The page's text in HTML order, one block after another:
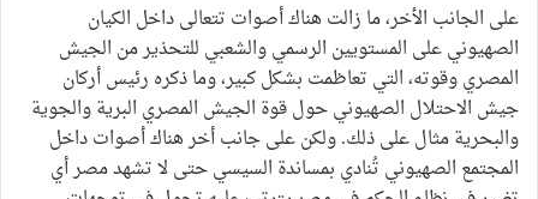
على الجانب الأخر، ما زالت هناك أصوات تتعالى داخل الكيان
الصهيوني على المستويين الرسمي والشعبي للتحذير من الجيش
المصري وقوته، التي تعاظمت بشكل كبير، وما ذكره رئيس أركان
جيش الاحتلال الصهيوني حول قوة الجيش المصري البرية والجوية
والبحرية مثال على ذلك. ولكن على جانب أخر هناك أصوات داخل
المجتمع الصهيوني تُنادي بمساندة السيسي حتى لا تشهد مصر أي